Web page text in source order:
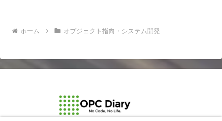
ホーム オブジェクト指向・システム開発